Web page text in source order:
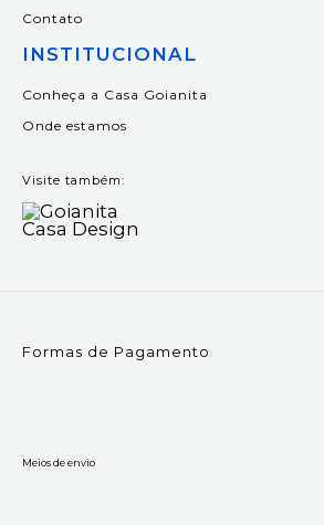
Contato
INSTITUCIONAL
Conheça a Casa Goianita
Onde estamos
Visite também:
Formas de Pagamento
Meios de envio